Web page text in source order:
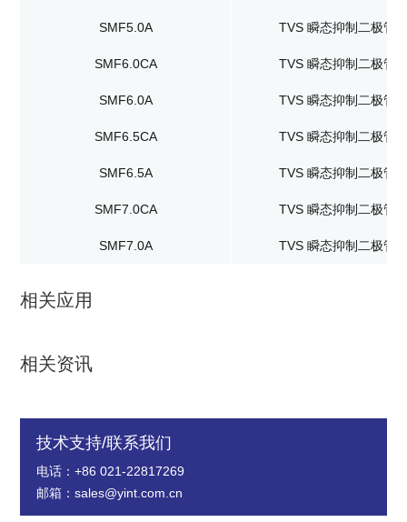
SMF5.0A TVS 瞬态抑制二极管
SMF6.0CA TVS 瞬态抑制二极管
SMF6.0A TVS 瞬态抑制二极管
SMF6.5CA TVS 瞬态抑制二极管
SMF6.5A TVS 瞬态抑制二极管
SMF7.0CA TVS 瞬态抑制二极管
SMF7.0A TVS 瞬态抑制二极管
相关应用
相关资讯
技术支持/联系我们
电话：+86 021-22817269
邮箱：sales@yint.com.cn